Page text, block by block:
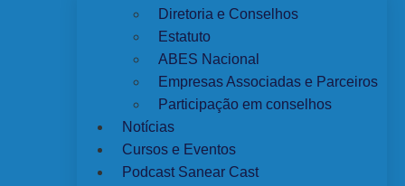
Diretoria e Conselhos
Estatuto
ABES Nacional
Empresas Associadas e Parceiros
Participação em conselhos
Notícias
Cursos e Eventos
Podcast Sanear Cast